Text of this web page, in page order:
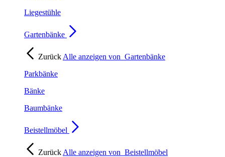
Liegestühle
Gartenbänke
Zurück Alle anzeigen von Gartenbänke
Parkbänke
Bänke
Baumbänke
Beistellmöbel
Zurück Alle anzeigen von Beistellmöbel